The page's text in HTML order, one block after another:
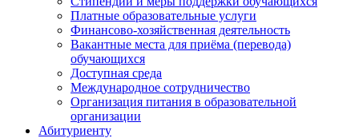
Платные образовательные услуги
Финансово-хозяйственная деятельность
Вакантные места для приёма (перевода)
обучающихся
Доступная среда
Международное сотрудничество
Организация питания в образовательной
организации
Абитуриенту